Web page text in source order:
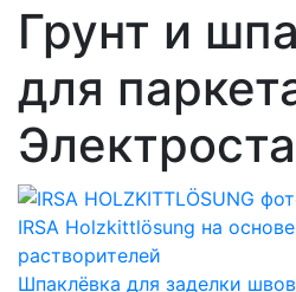
Грунт и
для
IRSA Holzkittlösung на
растворителей
Шпаклёвка для заделки